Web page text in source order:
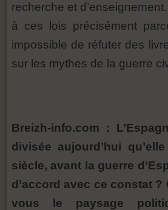
recherche et
à ces lois précisément
impossible de réfuter des
sur les mythes de la guerre
Breizh-info.com :
divisée aujourd’hui
siècle, avant la guerre
d’accord avec ce constat ?
vous le paysage